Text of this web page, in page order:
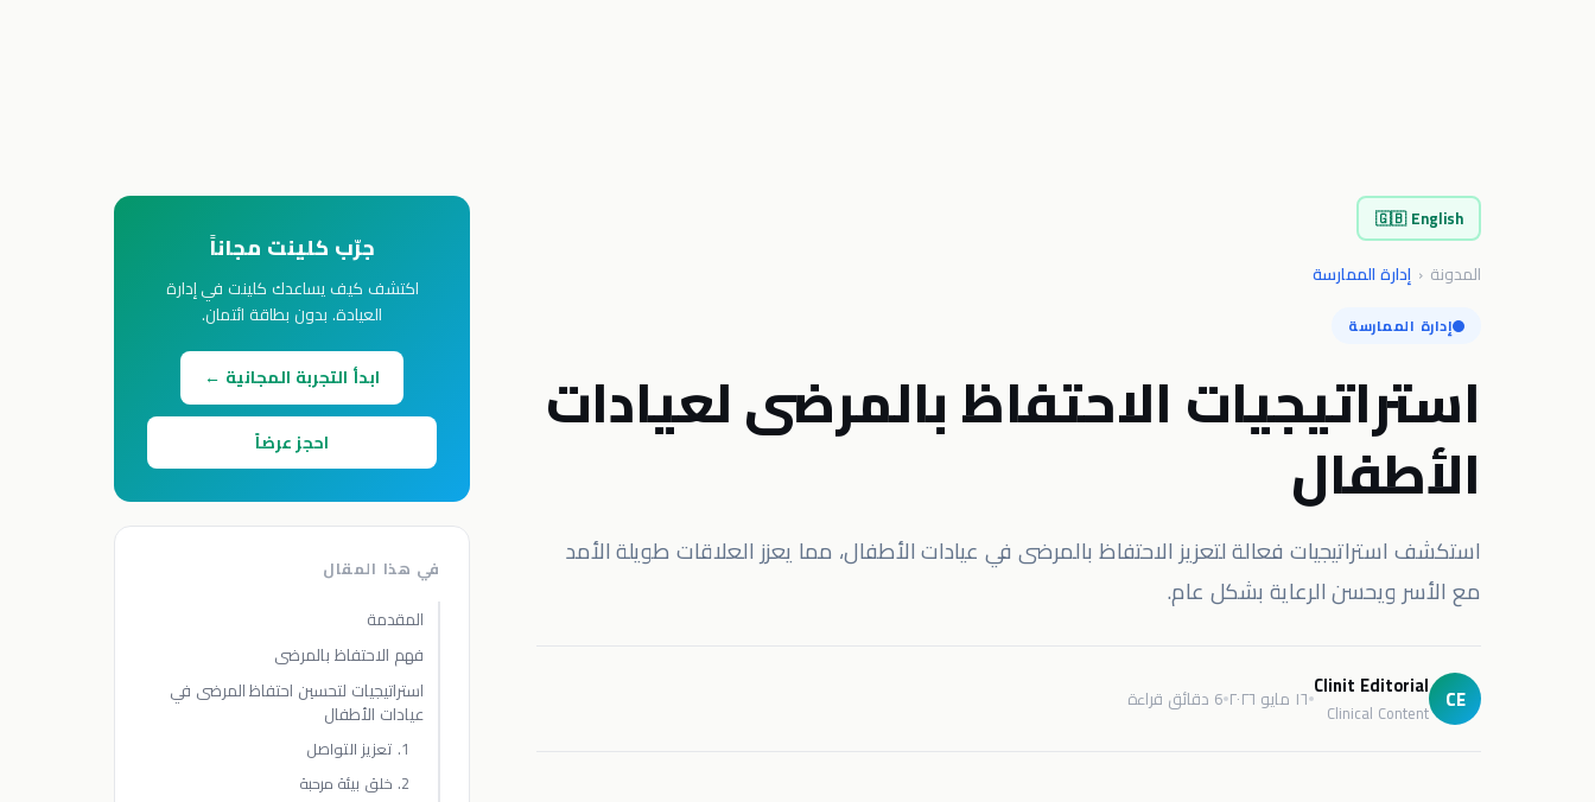
🇬🇧 English
المدونة ‹ إدارة الممارسة
إدارة الممارسة
استراتيجيات الاحتفاظ بالمرضى لعيادات
الأطفال
استكشف استراتيجيات فعالة لتعزيز الاحتفاظ بالمرضى في عيادات الأطفال، مما يعزز العلاقات طويلة الأمد
مع الأسر ويحسن الرعاية بشكل عام.
CE
Clinit Editorial
Clinical Content ١٦ مايو ٢٠٢٦ 6 دقائق قراءة
جرّب كلينت مجاناً
اكتشف كيف يساعدك كلينت في إدارة
العيادة. بدون بطاقة ائتمان.
ابدأ التجربة المجانية ←
احجز عرضاً
في هذا المقال
المقدمة
فهم الاحتفاظ بالمرضى
استراتيجيات لتحسين احتفاظ المرضى في
عيادات الأطفال
1. تعزيز التواصل
2. خلق بيئة مرحبة